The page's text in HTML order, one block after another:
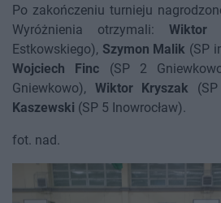
Po zakończeniu turnieju
Wyróżnienia otrzymali:Wiktor
Estkowskiego), Szymon Malik (SP
Wojciech Finc (SP 2
Gniewkowo), Wiktor Kryszak
Kaszewski (SP 5 Inowrocław).
fot. nad.